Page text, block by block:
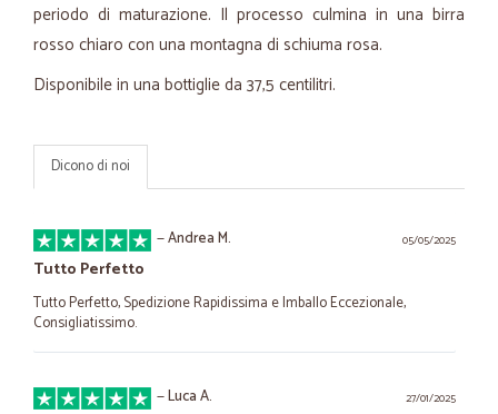
periodo di maturazione. Il processo culmina in una birra
rosso chiaro con una montagna di schiuma rosa.
Disponibile in una bottiglie da 37,5 centilitri.
Dicono di noi
05/05/2025
—Andrea M.
Tutto Perfetto
Tutto Perfetto, Spedizione Rapidissima e Imballo Eccezionale,
Consigliatissimo.
27/01/2025
—Luca A.